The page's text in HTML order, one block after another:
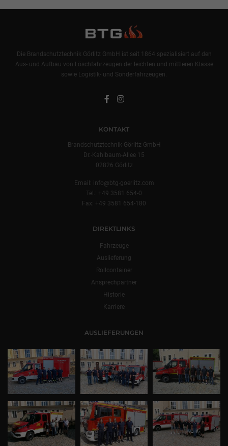
Die Brandschutztechnik Görlitz GmbH ist seit 1864 spezialisiert auf den
Aus- und Aufbau von Löschfahrzeugen der leichten und mittleren Klasse
sowie Logistik- und Sonderfahrzeugen.
KONTAKT
Brandschutztechnik Görlitz GmbH
Dr.-Kahlbaum-Allee 15
02826 Görlitz
Email: info@btg-goerlitz.com
Tel.: +49 3581 654-0
Fax: +49 3581 654-180
DIREKTLINKS
Fahrzeuge
Auslieferung
Rollcontainer
Ansprechpartner
Historie
Karriere
AUSLIEFERUNGEN